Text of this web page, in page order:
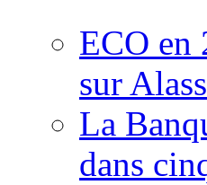
ECO en
sur
La
dans